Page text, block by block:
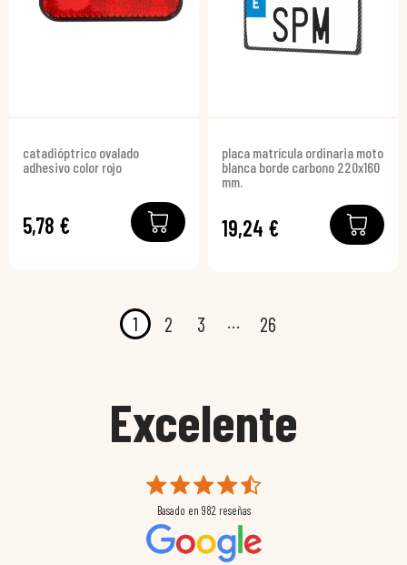
catadióptrico ovalado
adhesivo color rojo
5,78 €
placa matrícula ordinaria moto
blanca borde carbono 220x160
mm.
19,24 €
1 2 3 26
Excelente
Basado en 982 reseñas